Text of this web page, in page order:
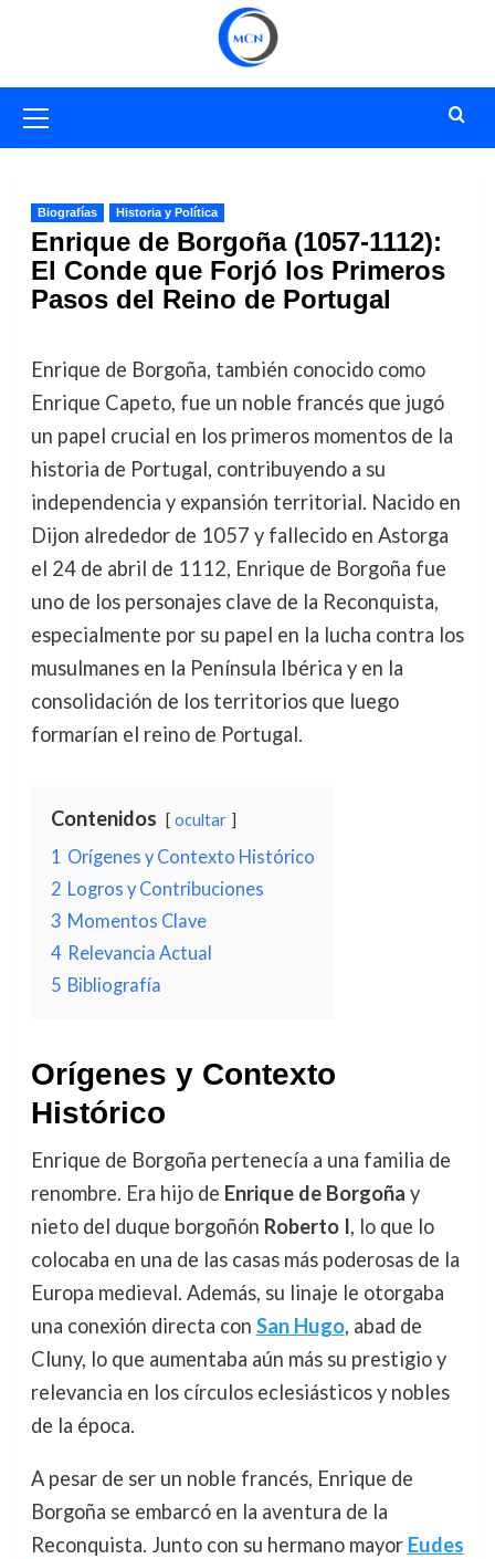
primario
Biografías Historia y Política
Enrique de Borgoña (1057-1112):
El Conde que Forjó los Primeros
Pasos del Reino de Portugal
Enrique de Borgoña, también conocido como
Enrique Capeto, fue un noble francés que jugó
un papel crucial en los primeros momentos de la
historia de Portugal, contribuyendo a su
independencia y expansión territorial. Nacido en
Dijon alrededor de 1057 y fallecido en Astorga
el 24 de abril de 1112, Enrique de Borgoña fue
uno de los personajes clave de la Reconquista,
especialmente por su papel en la lucha contra los
musulmanes en la Península Ibérica y en la
consolidación de los territorios que luego
formarían el reino de Portugal.
Contenidos ocultar
1 Orígenes y Contexto Histórico
2 Logros y Contribuciones
3 Momentos Clave
4 Relevancia Actual
5 Bibliografía
Orígenes y Contexto
Histórico
Enrique de Borgoña pertenecía a una familia de
renombre. Era hijo de Enrique de Borgoña y
nieto del duque borgoñón Roberto I, lo que lo
colocaba en una de las casas más poderosas de la
Europa medieval. Además, su linaje le otorgaba
una conexión directa con San Hugo, abad de
Cluny, lo que aumentaba aún más su prestigio y
relevancia en los círculos eclesiásticos y nobles
de la época.
A pesar de ser un noble francés, Enrique de
Borgoña se embarcó en la aventura de la
Reconquista. Junto con su hermano mayor Eudes